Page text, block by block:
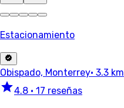
Estacionamiento
Obispado, Monterrey· 3.3 km
4.8 • 17 reseñas